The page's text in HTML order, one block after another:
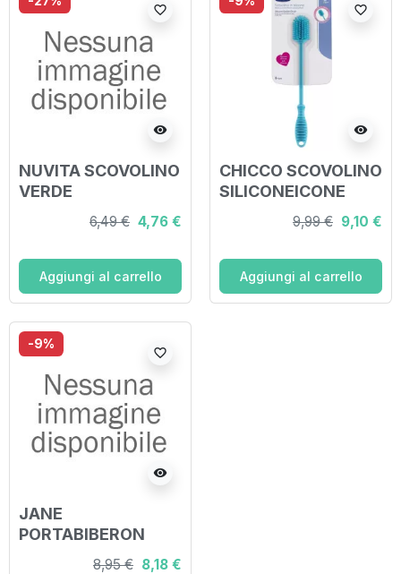
visibility
favorite_border
NUVITA SCOVOLINO
VERDE
6,49 € 4,76 €
Aggiungi al carrello
visibility
favorite_border
CHICCO SCOVOLINO
SILICONEICONE
9,99 € 9,10 €
Aggiungi al carrello
-9%
visibility
favorite_border
JANE
PORTABIBERON
TERMICO DA 330
8,95 € 8,18 €